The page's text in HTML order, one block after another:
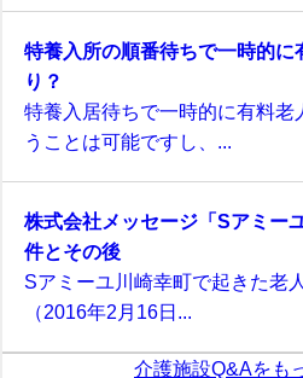
特養入所の順番待ちで一時的に
り？
特養入居待ちで一時的に有料老
うことは可能ですし、...
株式会社メッセージ「Sアミー
件とその後
Sアミーユ川崎幸町で起きた老
（2016年2月16日...
介護施設Q&Aをも